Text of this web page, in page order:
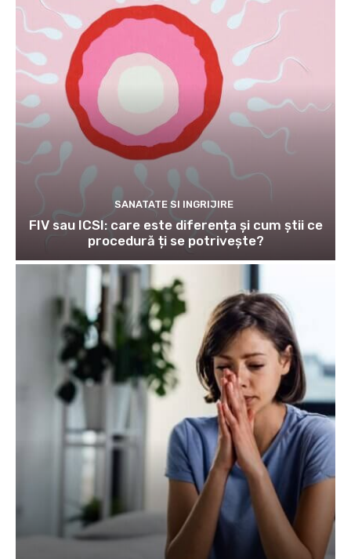
SANATATE SI INGRIJIRE
FIV sau ICSI: care este diferența și cum știi ce
procedură ți se potrivește?